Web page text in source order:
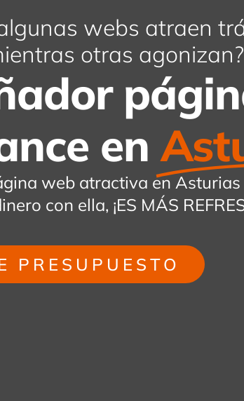
webs atraen
otras agonizan?
en
web atractiva en Asturias
con ella, ¡ES MÁS
PRESUPUESTO